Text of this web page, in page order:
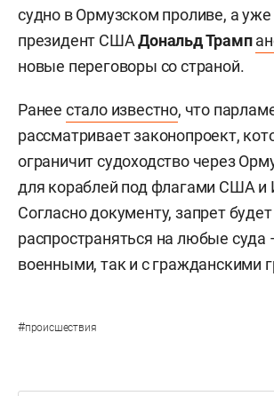
судно в Ормузском проливе, а уже
президент СШАДональд Трамп
новые переговоры со страной.
Ранее стало известно, что
рассматривает законопроект,
ограничит судоходство через
для кораблей под флагами США и
Согласно документу, запрет будет
распространяться на любые суда
военными, так и с гражданскими
#происшествия